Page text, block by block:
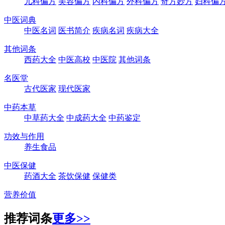
中医词典
中医名词 医书简介 疾病名词 疾病大全
其他词条
西药大全 中医高校 中医院 其他词条
名医堂
古代医家 现代医家
中药本草
中草药大全 中成药大全 中药鉴定
功效与作用
养生食品
中医保健
药酒大全 茶饮保健 保健类
营养价值
推荐词条更多>>